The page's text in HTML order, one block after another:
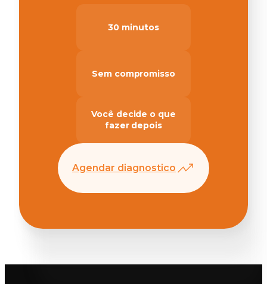
30 minutos
Sem compromisso
Você decide o que
fazer depois
Agendar diagnostico